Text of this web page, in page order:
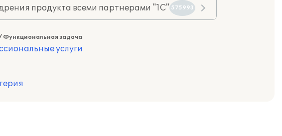
продукта всеми партнерами "1С" 575993
Функциональная задача
услуги